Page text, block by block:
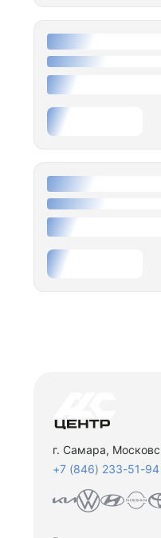
г. Самара,
+7 (846) 233-51-94